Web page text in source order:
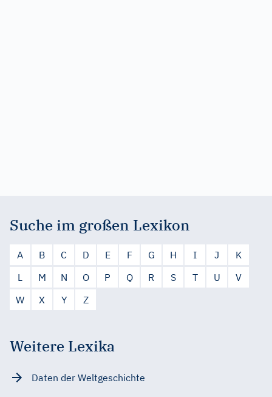
Suche im großen Lexikon
A B C D E F G H I J
K
L
M N O P Q R S T U
V
W
X Y Z
Weitere Lexika
Daten der Weltgeschichte